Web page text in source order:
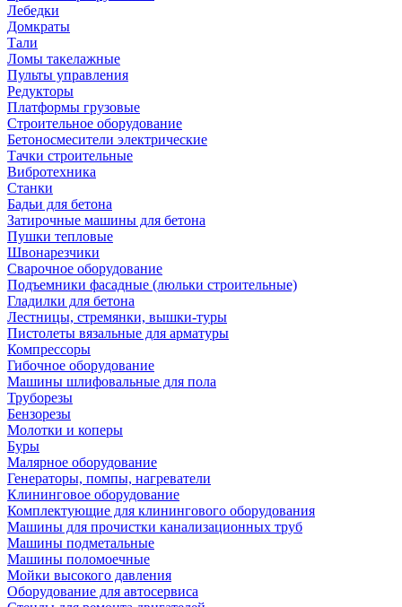
Лебедки
Домкраты
Тали
Ломы такелажные
Пульты управления
Редукторы
Платформы грузовые
Строительное оборудование
Бетоносмесители электрические
Тачки строительные
Вибротехника
Станки
Бадьи для бетона
Затирочные машины для бетона
Пушки тепловые
Швонарезчики
Сварочное оборудование
Подъемники фасадные (люльки строительные)
Гладилки для бетона
Лестницы, стремянки, вышки-туры
Пистолеты вязальные для арматуры
Компрессоры
Гибочное оборудование
Машины шлифовальные для пола
Труборезы
Бензорезы
Молотки и коперы
Буры
Малярное оборудование
Генераторы, помпы, нагреватели
Клининговое оборудование
Комплектующие для клинингового оборудования
Машины для прочистки канализационных труб
Машины подметальные
Машины поломоечные
Мойки высокого давления
Оборудование для автосервиса